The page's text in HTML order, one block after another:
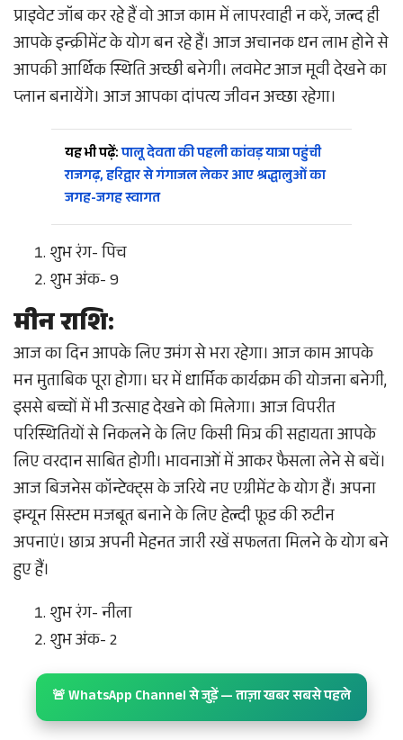
प्राइवेट जॉब कर रहे हैं वो आज काम में लापरवाही न करें, जल्द ही
आपके इन्क्रीमेंट के योग बन रहे हैं। आज अचानक धन लाभ होने से
आपकी आर्थिक स्थिति अच्छी बनेगी। लवमेट आज मूवी देखने का
प्लान बनायेंगे। आज आपका दांपत्य जीवन अच्छा रहेगा।
यह भी पढ़ें:पालू देवता की पहली कांवड़ यात्रा पहुंची
राजगढ़, हरिद्वार से गंगाजल लेकर आए श्रद्धालुओं का
जगह-जगह स्वागत
शुभ रंग- पिच
शुभ अंक- 9
मीन राशि:
आज का दिन आपके लिए उमंग से भरा रहेगा। आज काम आपके
मन मुताबिक पूरा होगा। घर में धार्मिक कार्यक्रम की योजना बनेगी,
इससे बच्चों में भी उत्साह देखने को मिलेगा। आज विपरीत
परिस्थितियों से निकलने के लिए किसी मित्र की सहायता आपके
लिए वरदान साबित होगी। भावनाओं में आकर फैसला लेने से बचें।
आज बिजनेस कॉन्टेक्ट्स के जरिये नए एग्रीमेंट के योग हैं। अपना
इम्यून सिस्टम मजबूत बनाने के लिए हेल्दी फ़ूड की रुटीन
अपनाएं। छात्र अपनी मेहनत जारी रखें सफलता मिलने के योग बने
हुए हैं।
शुभ रंग- नीला
शुभ अंक- 2
🚨 WhatsApp Channel से जुड़ें — ताज़ा खबर सबसे पहले